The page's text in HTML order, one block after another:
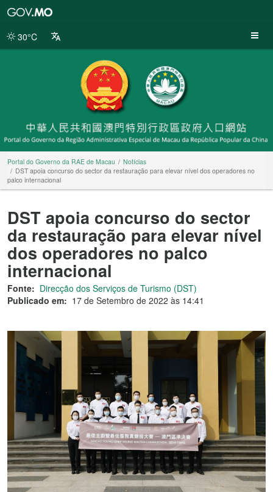
da
30°C
Portal do Governo da RAE de Macau
Notícias
DST apoia concurso do sector da restauração para elevar nível dos operadores no
palco internacional
DST apoia concurso do sector
da restauração para elevar nível
dos operadores no palco
internacional
Fonte: Direcção dos Serviços de Turismo (DST)
Publicado em: 17 de Setembro de 2022 às 14:41